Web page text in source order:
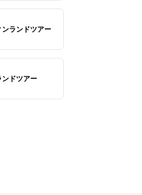
ンランドツアー
ンドツアー